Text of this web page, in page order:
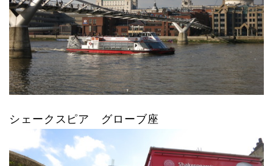
シェークスピア グローブ座